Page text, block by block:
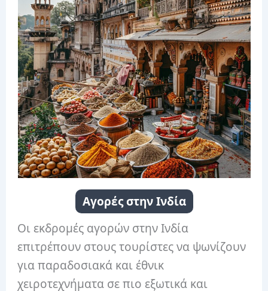
Αγορές στην Ινδία
Οι εκδρομές αγορών στην Ινδία
επιτρέπουν στους τουρίστες να ψωνίζουν
για παραδοσιακά και έθνικ
χειροτεχνήματα σε πιο εξωτικά και